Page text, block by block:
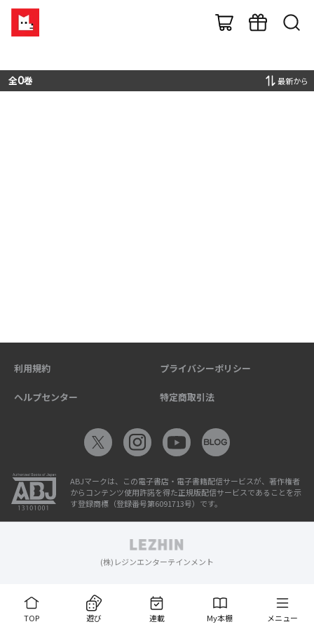
全0巻 最新から
TOP 遊び 連載 My本棚 メニュー
利用規約 プライバシーポリシー
ヘルプセンター 特定商取引法
ABJマークは、この電子書店・電子書籍配信サービスが、著作権者
からコンテンツ使用許諾を得た正規版配信サービスであることを示
す登録商標（登録番号第6091713号）です。
(株)レジンエンターテインメント